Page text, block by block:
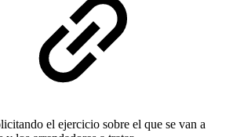
el ejercicio sobre el que se van a